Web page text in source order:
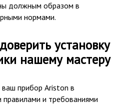
должным образом в
нормами.
установку
нашему мастеру
прибор Ariston в
правилами и требованиями